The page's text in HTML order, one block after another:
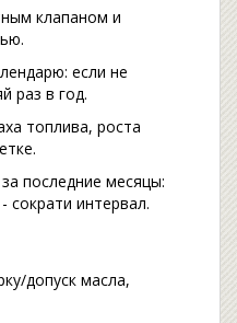
клапаном и
если не
раз в год.
топлива, роста
последние месяцы:
сократи интервал.
допуск масла,